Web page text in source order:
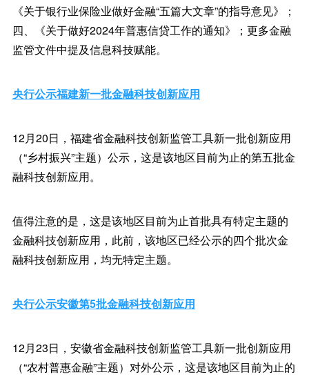
《关于银行业保险业做好金融“五篇大文章”的指导意见》；
四、《关于做好2024年普惠信贷工作的通知》；更多金融
监管文件中提及信息科技赋能。
央行公示福建新一批金融科技创新应用
12月20日，福建省金融科技创新监管工具新一批创新应用
（“乡村振兴”主题）公示，这是该地区目前为止的第五批金
融科技创新应用。
值得注意的是，这是该地区目前为止首批具有特定主题的
金融科技创新应用，此前，该地区已经公示的四个批次金
融科技创新应用，均无特定主题。
央行公示安徽第5批金融科技创新应用
12月23日，安徽省金融科技创新监管工具新一批创新应用
（“农村普惠金融”主题）对外公示，这是该地区目前为止的